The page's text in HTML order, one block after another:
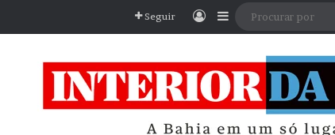
Seguir EntrarBarra Lateral